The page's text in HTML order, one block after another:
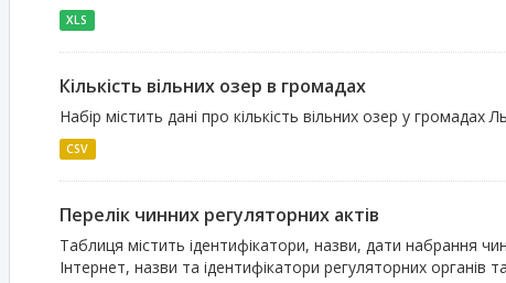
XLS
Кількість вільних озер в громадах
Набір містить дані про кількість вільних озер у громадах
CSV
Перелік чинних регуляторних актів
Таблиця містить ідентифікатори, назви, дати набрання
Інтернет, назви та ідентифікатори регуляторних органів